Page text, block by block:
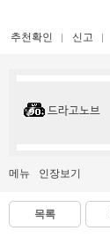
추천확인 신고
드라고노브
메뉴 인장보기
목록